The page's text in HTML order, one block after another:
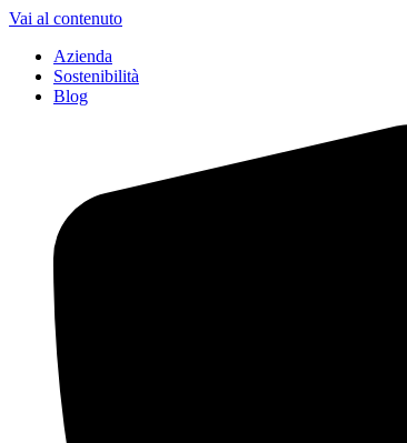
Vai al contenuto
Azienda
Sostenibilità
Blog